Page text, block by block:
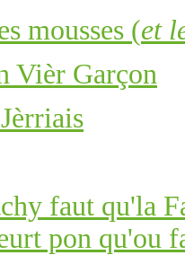
mousses (et
Vièr Garçon
faut qu'la
pon qu'ou